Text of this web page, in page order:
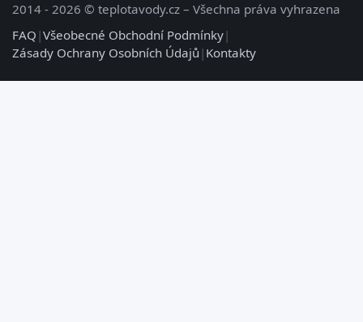
2014 - 2026 © teplotavody.cz – Všechna práva vyhrazena
FAQ |Všeobecné Obchodní Podmínky|
Zásady Ochrany Osobních Údajů | Kontakty